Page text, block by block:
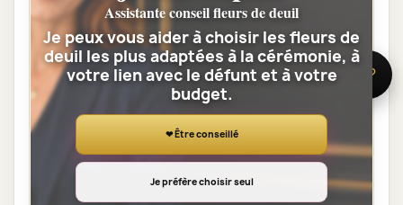
fleurs choisir ?
Sophie, notre conseillère, peut vous aider à
sélectionner une composition adaptée à la
cérémonie, à votre lien avec le défunt et au
budget prévu.
Qui réalise et livre la composition ?
🌸 Besoin d’aide ?
Assistante conseil fleurs de deuil
Je peux vous aider à choisir les fleurs de
deuil les plus adaptées à la cérémonie, à
votre lien avec le défunt et à votre
budget.
❤ Être conseillé
Je préfère choisir seul